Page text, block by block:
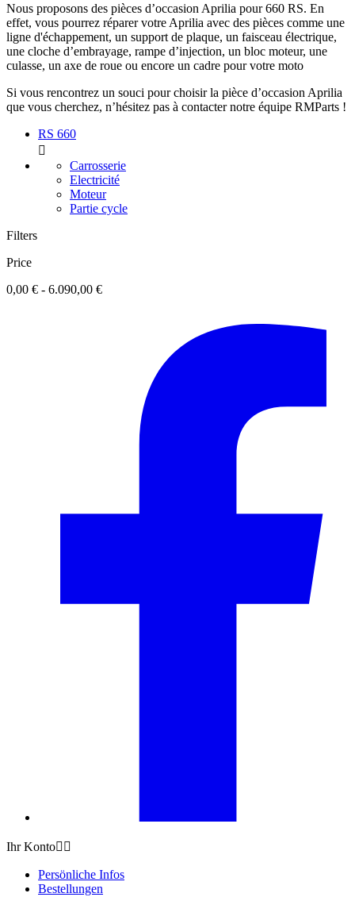
Nous proposons des pièces d’occasion Aprilia pour 660 RS. En
effet, vous pourrez réparer votre Aprilia avec des pièces comme une
ligne d'échappement, un support de plaque, un faisceau électrique,
une cloche d’embrayage, rampe d’injection, un bloc moteur, une
culasse, un axe de roue ou encore un cadre pour votre moto
Si vous rencontrez un souci pour choisir la pièce d’occasion Aprilia
que vous cherchez, n’hésitez pas à contacter notre équipe RMParts !
RS 660

Carrosserie
Electricité
Moteur
Partie cycle
Filters
Price
0,00 € - 6.090,00 €
Ihr Konto 
Persönliche Infos
Bestellungen